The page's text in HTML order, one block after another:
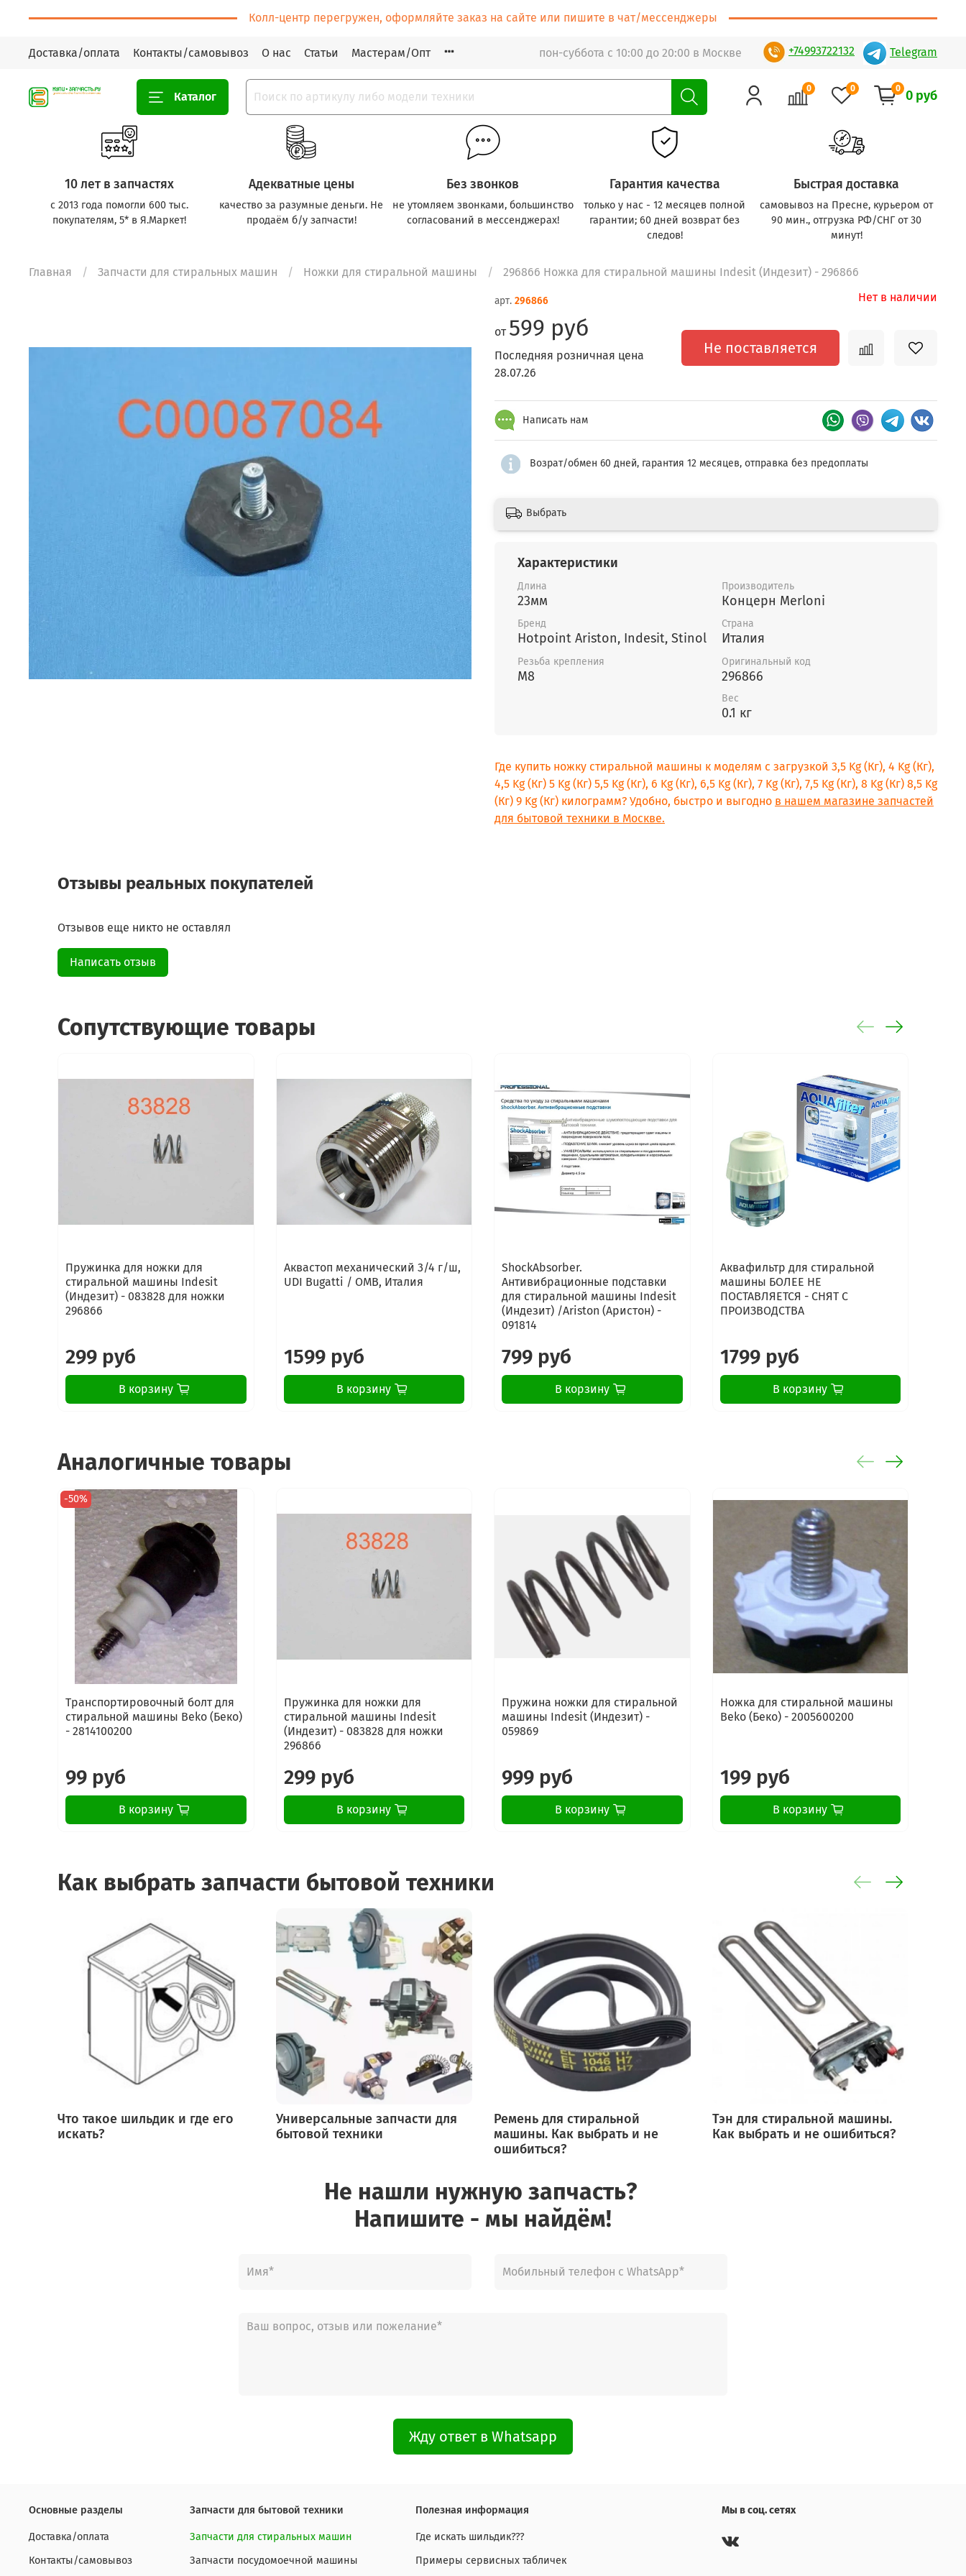
Колл-центр перегружен, оформляйте заказ на сайте или пишите в чат/мессенджеры
Доставка/оплата Контакты/самовывоз О нас Статьи Мастерам/Опт пон-суббота с 10:00 до 20:00 в Москве +74993722132 Telegram
Каталог
0 0 0 0 руб
10 лет в запчастях
с 2013 года помогли 600 тыс.
покупателям, 5* в Я.Маркет!
Адекватные цены
качество за разумные деньги. Не
продаём б/у запчасти!
Без звонков
не утомляем звонками, большинство
согласований в мессенджерах!
Гарантия качества
только у нас - 12 месяцев полной
гарантии; 60 дней возврат без
следов!
Быстрая доставка
самовывоз на Пресне, курьером от
90 мин., отгрузка РФ/СНГ от 30
минут!
Главная Запчасти для стиральных машин Ножки для стиральной машины 296866 Ножка для стиральной машины Indesit (Индезит) - 296866
арт. 296866 Нет в наличии
от 599 руб
Последняя розничная цена
28.07.26
Не поставляется
Написать нам
Возрат/обмен 60 дней, гарантия 12 месяцев, отправка без предоплаты
Выбрать
Характеристики
Длина
23мм
Производитель
Концерн Merloni
Бренд
Hotpoint Ariston, Indesit, Stinol
Страна
Италия
Резьба крепления
M8
Оригинальный код
296866
Вес
0.1 кг
Где купить ножку стиральной машины к моделям с загрузкой 3,5 Kg (Кг), 4 Kg (Кг),
4,5 Kg (Кг) 5 Kg (Кг) 5,5 Kg (Кг), 6 Kg (Кг), 6,5 Kg (Кг), 7 Kg (Кг), 7,5 Kg (Кг), 8 Kg (Кг) 8,5 Kg
(Кг) 9 Kg (Кг) килограмм? Удобно, быстро и выгодно в нашем магазине запчастей
для бытовой техники в Москве.
Отзывы реальных покупателей
Отзывов еще никто не оставлял
Написать отзыв
Сопутствующие товары
Пружинка для ножки для
стиральной машины Indesit
(Индезит) - 083828 для ножки
296866
299 руб
В корзину
Аквастоп механический 3/4 г/ш,
UDI Bugatti / OMB, Италия
1599 руб
В корзину
ShockAbsorber.
Антивибрационные подставки
для стиральной машины Indesit
(Индезит) /Ariston (Аристон) -
091814
799 руб
В корзину
Аквафильтр для стиральной
машины БОЛЕЕ НЕ
ПОСТАВЛЯЕТСЯ - СНЯТ С
ПРОИЗВОДСТВА
1799 руб
В корзину
Аналогичные товары
-50%
Транспортировочный болт для
стиральной машины Beko (Беко)
- 2814100200
99 руб
В корзину
Пружинка для ножки для
стиральной машины Indesit
(Индезит) - 083828 для ножки
296866
299 руб
В корзину
Пружина ножки для стиральной
машины Indesit (Индезит) -
059869
999 руб
В корзину
Ножка для стиральной машины
Beko (Беко) - 2005600200
199 руб
В корзину
Как выбрать запчасти бытовой техники
Что такое шильдик и где его
искать?
Универсальные запчасти для
бытовой техники
Ремень для стиральной
машины. Как выбрать и не
ошибиться?
Тэн для стиральной машины.
Как выбрать и не ошибиться?
Не нашли нужную запчасть?
Напишите - мы найдём!
Жду ответ в Whatsapp
Основные разделы
Доставка/оплата
Контакты/самовывоз
Запчасти для бытовой техники
Запчасти для стиральных машин
Запчасти посудомоечной машины
Полезная информация
Где искать шильдик???
Примеры сервисных табличек
Мы в соц. сетях